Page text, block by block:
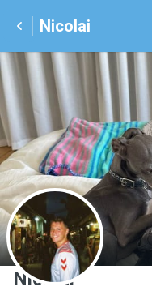
Nicolai
N
Nicolai